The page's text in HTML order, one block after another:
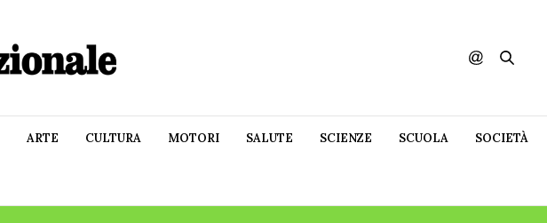
ARTE CULTURA MOTORI SALUTE SCIENZE SCUOLA SOCIETÀ